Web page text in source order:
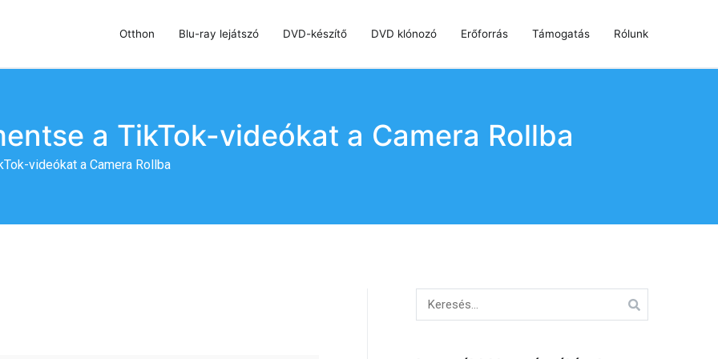
Otthon Blu-ray lejátszó DVD-készítő DVD klónozó Erőforrás Támogatás Rólunk
a TikTok-videókat a Camera Rollba
videókat a Camera Rollba
Keresés: